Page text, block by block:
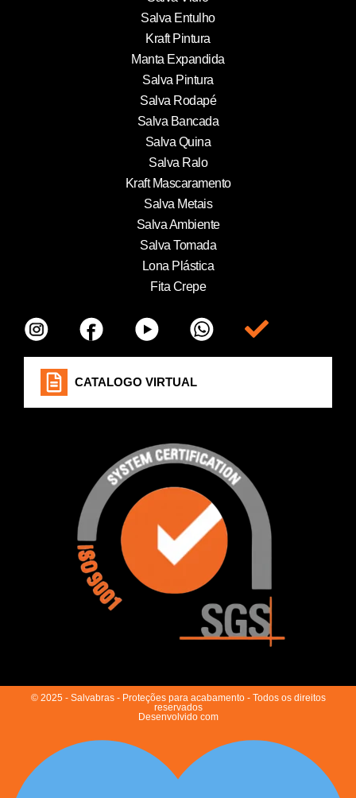
Salva Entulho
Kraft Pintura
Manta Expandida
Salva Pintura
Salva Rodapé
Salva Bancada
Salva Quina
Salva Ralo
Kraft Mascaramento
Salva Metais
Salva Ambiente
Salva Tomada
Lona Plástica
Fita Crepe
CATALOGO VIRTUAL
© 2025 - Salvabras - Proteções para acabamento - Todos os direitos
reservados
Desenvolvido com